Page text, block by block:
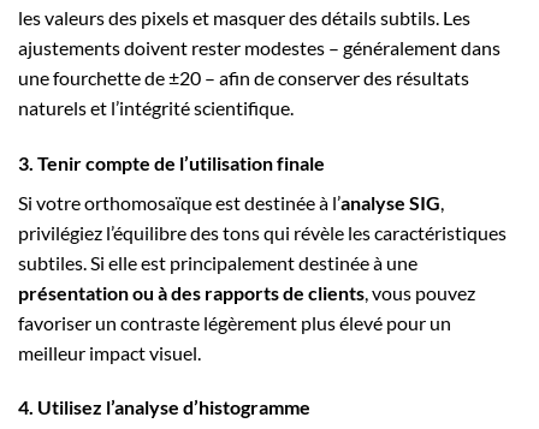
les valeurs des pixels et masquer des détails subtils. Les
ajustements doivent rester modestes – généralement dans
une fourchette de ±20 – afin de conserver des résultats
naturels et l’intégrité scientifique.
3. Tenir compte de l’utilisation finale
Si votre orthomosaïque est destinée à l’analyse SIG
privilégiez l’équilibre des tons qui révèle les caractéristiques
subtiles. Si elle est principalement destinée à une
présentation ou à des rapports de clients , vous pouvez
favoriser un contraste légèrement plus élevé pour un
meilleur impact visuel.
4. Utilisez l’analyse d’histogramme